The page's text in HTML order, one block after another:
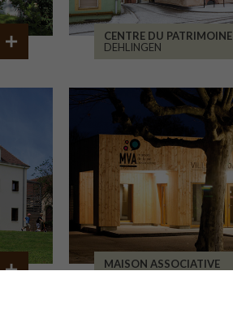
CENTRE DU PATRIMOINE
DEHLINGEN
MAISON ASSOCIATIVE